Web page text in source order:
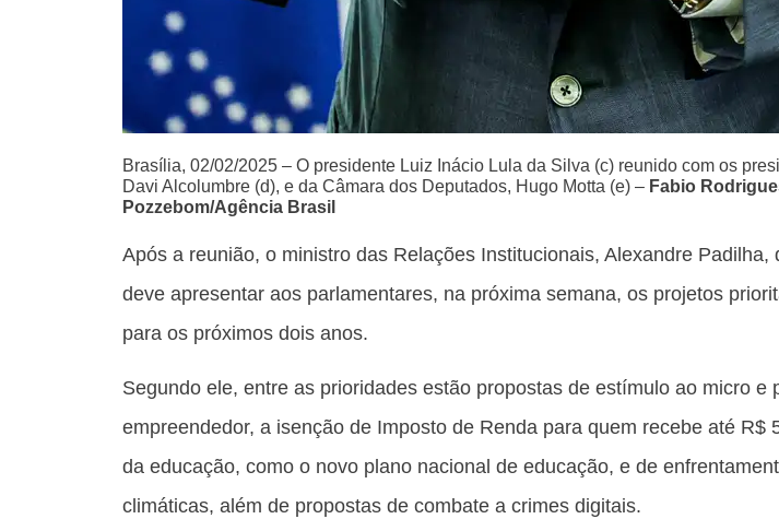
Brasília, 02/02/2025 – O presidente Luiz Inácio Lula da Silva (c) reunido com os
Davi Alcolumbre (d), e da Câmara dos Deputados, Hugo Motta (e) – Fabio
Pozzebom/Agência Brasil
Após a reunião, o ministro das Relações Institucionais, Alexandre Padilha,
deve apresentar aos parlamentares, na próxima semana, os projetos
para os próximos dois anos.
Segundo ele, entre as prioridades estão propostas de estímulo ao micro e
empreendedor, a isenção de Imposto de Renda para quem recebe até R$
da educação, como o novo plano nacional de educação, e de
climáticas, além de propostas de combate a crimes digitais.